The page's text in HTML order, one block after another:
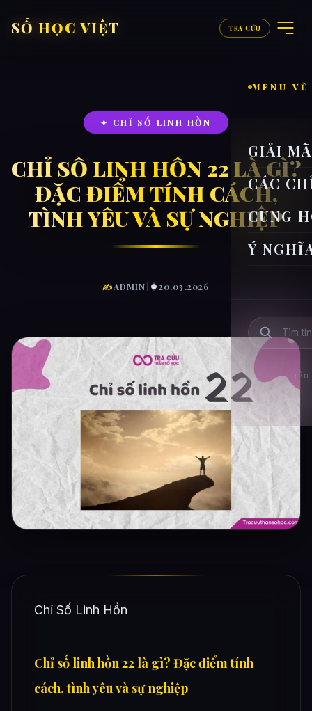
SỐ HỌC VIỆT TRA CỨU
MENU VŨ
GIẢI
CÁC
CUNG
Ý
✦ CHỈ SỐ LINH HỒN
CHỈ SỐ LINH HỒN 22 LÀ GÌ?
ĐẶC ĐIỂM TÍNH CÁCH,
TÌNH YÊU VÀ SỰ NGHIỆP
✍ADMIN 20.03.2026
Chỉ Số Linh Hồn
Chỉ số linh hồn 22 là gì? Đặc điểm tính
cách, tình yêu và sự nghiệp